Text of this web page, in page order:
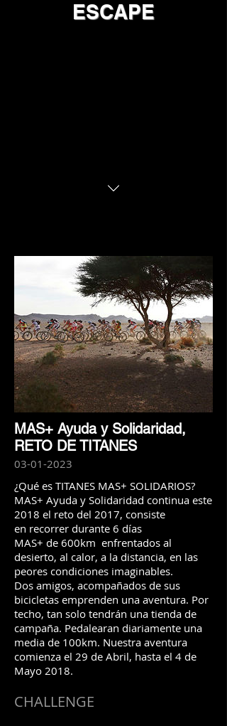
ESCAPE
MAS+ Ayuda y Solidaridad,
RETO DE TITANES
03-01-2023
¿Qué es TITANES MAS+ SOLIDARIOS?
MAS+ Ayuda y Solidaridad continua este
2018 el reto del 2017, consiste
en recorrer durante 6 días
MAS+ de 600km enfrentados al
desierto, al calor, a la distancia, en las
peores condiciones imaginables.
Dos amigos, acompañados de sus
bicicletas emprenden una aventura. Por
techo, tan solo tendrán una tienda de
campaña. Pedalearan diariamente una
media de 100km. Nuestra aventura
comienza el 29 de Abril, hasta el 4 de
Mayo 2018.
CHALLENGE